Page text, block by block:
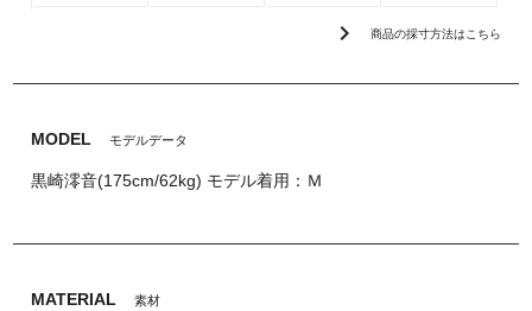
chevron_right 商品の採寸方法はこちら
MODEL モデルデータ
黒崎澪音(175cm/62kg) モデル着用：Ｍ
MATERIAL 素材